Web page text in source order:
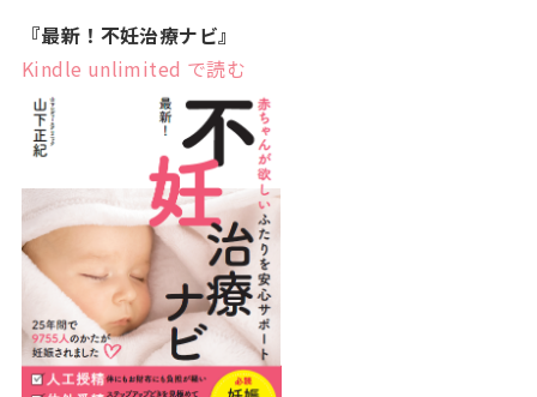
『最新！不妊治療ナビ』
Kindle unlimited で読む